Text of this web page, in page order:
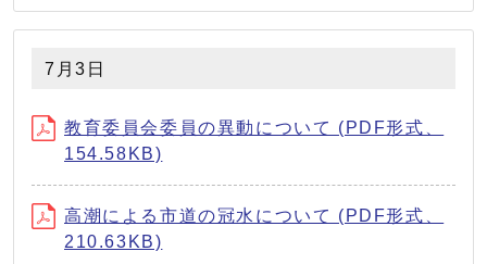
7月3日
教育委員会委員の異動について (PDF形式、
154.58KB)
高潮による市道の冠水について (PDF形式、
210.63KB)